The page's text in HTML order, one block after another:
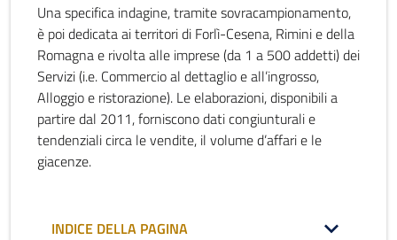
Una specifica indagine, tramite sovracampionamento,
è poi dedicata ai territori di Forlì-Cesena, Rimini e della
Romagna e rivolta alle imprese (da 1 a 500 addetti) dei
Servizi (i.e. Commercio al dettaglio e all’ingrosso,
Alloggio e ristorazione). Le elaborazioni, disponibili a
partire dal 2011, forniscono dati congiunturali e
tendenziali circa le vendite, il volume d’affari e le
giacenze.
INDICE DELLA PAGINA